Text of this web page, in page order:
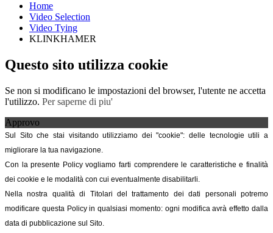
Home
Video Selection
Video Tying
KLINKHAMER
Questo sito utilizza cookie
Se non si modificano le impostazioni del browser, l'utente ne accetta
l'utilizzo. Per saperne di piu'
Approvo
Sul Sito che stai visitando utilizziamo dei "cookie": delle tecnologie utili a
migliorare la tua navigazione.
Con la presente Policy vogliamo farti comprendere le caratteristiche e finalità
dei cookie e le modalità con cui eventualmente disabilitarli.
Nella nostra qualità di Titolari del trattamento dei dati personali potremo
modificare questa Policy in qualsiasi momento: ogni modifica avrà effetto dalla
data di pubblicazione sul Sito.